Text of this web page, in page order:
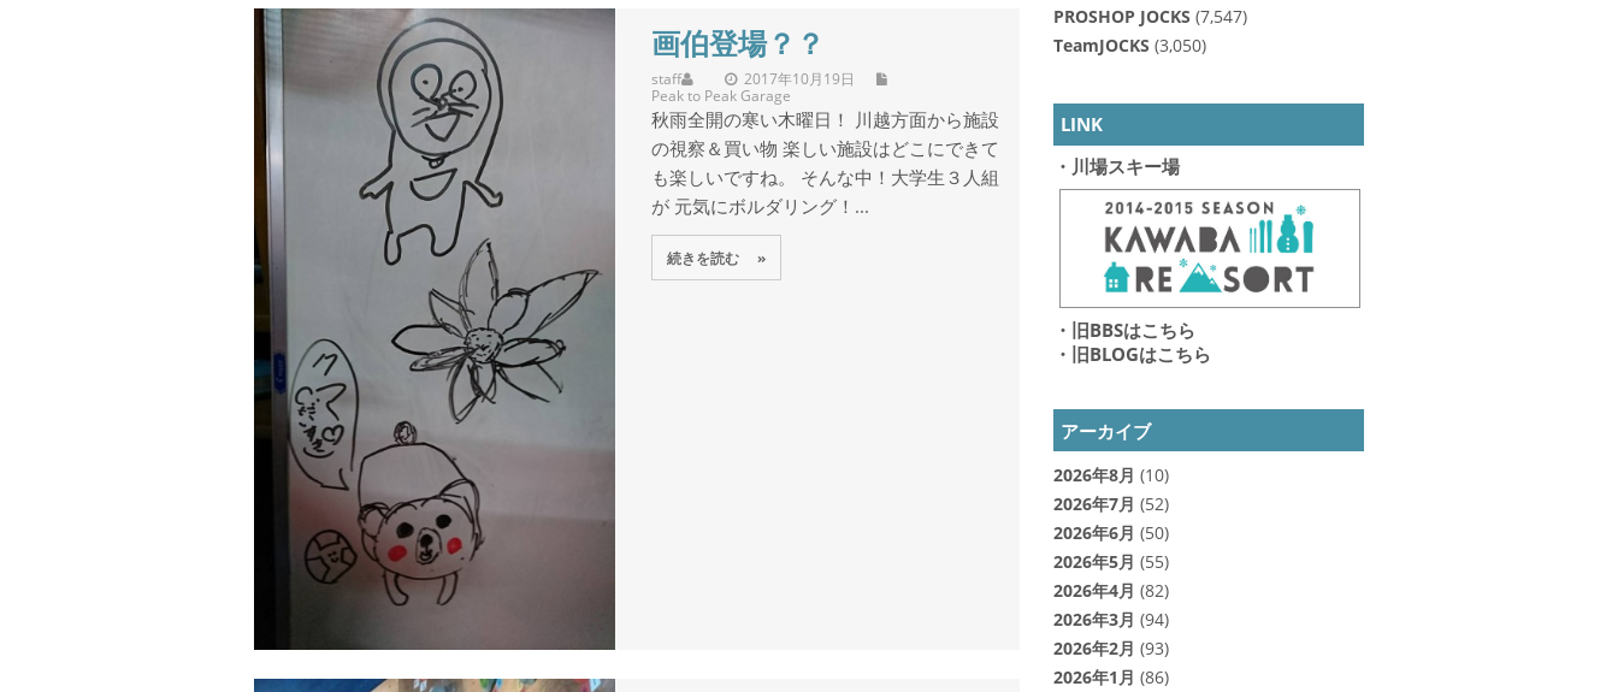
画伯登場？？
staff
2017年10月19日
Peak to Peak Garage
秋雨全開の寒い木曜日！ 川越方面から施設
の視察＆買い物 楽しい施設はどこにできて
も楽しいですね。 そんな中！大学生３人組
が 元気にボルダリング！...
続きを読む »
PROSHOP JOCKS (7,547)
TeamJOCKS (3,050)
LINK
・川場スキー場
・旧BBSはこちら
・旧BLOGはこちら
アーカイブ
2026年8月 (10)
2026年7月 (52)
2026年6月 (50)
2026年5月 (55)
2026年4月 (82)
2026年3月 (94)
2026年2月 (93)
2026年1月 (86)